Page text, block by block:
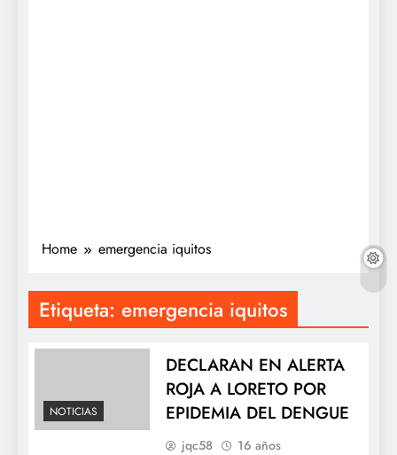
Home emergencia iquitos
Etiqueta: emergencia iquitos
NOTICIAS
DECLARAN EN ALERTA
ROJA A LORETO POR
EPIDEMIA DEL DENGUE
jqc58
16 años